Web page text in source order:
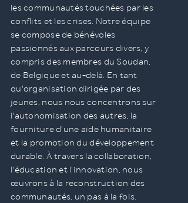
les communautés touchées par les
conflits et les crises. Notre équipe
se compose de bénévoles
passionnés aux parcours divers, y
compris des membres du Soudan,
de Belgique et au-delà. En tant
qu'organisation dirigée par des
jeunes, nous nous concentrons sur
l'autonomisation des autres, la
fourniture d'une aide humanitaire
et la promotion du développement
durable. À travers la collaboration,
l'éducation et l'innovation, nous
œuvrons à la reconstruction des
communautés, un pas à la fois.